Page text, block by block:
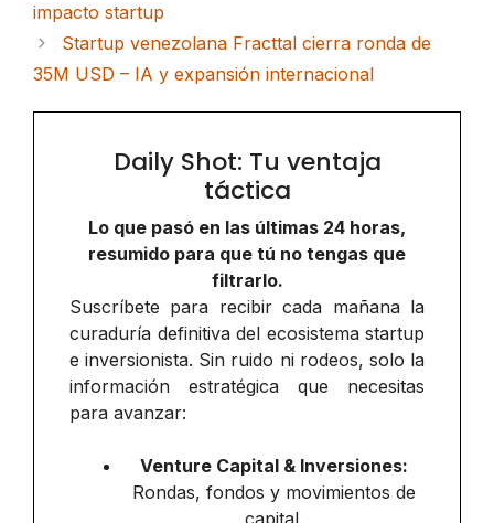
impacto startup
Startup venezolana Fracttal cierra ronda de
35M USD – IA y expansión internacional
Daily Shot: Tu ventaja
táctica
Lo que pasó en las últimas 24 horas,
resumido para que tú no tengas que
filtrarlo.
Suscríbete para recibir cada mañana la
curaduría definitiva del ecosistema startup
e inversionista. Sin ruido ni rodeos, solo la
información estratégica que necesitas
para avanzar:
Venture Capital & Inversiones:
Rondas, fondos y movimientos de